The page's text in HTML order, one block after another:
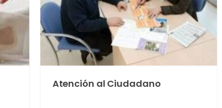
Atención al Ciudadano